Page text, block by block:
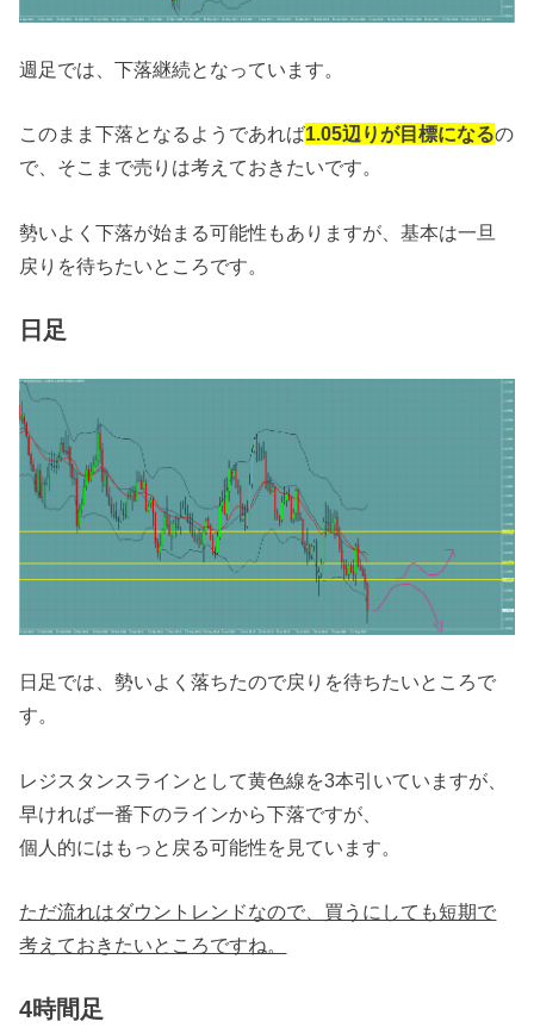
週足では、下落継続となっています。
このまま下落となるようであれば1.05辺りが目標になるの
で、そこまで売りは考えておきたいです。
勢いよく下落が始まる可能性もありますが、基本は一旦
戻りを待ちたいところです。
日足
日足では、勢いよく落ちたので戻りを待ちたいところで
す。
レジスタンスラインとして黄色線を3本引いていますが、
早ければ一番下のラインから下落ですが、
個人的にはもっと戻る可能性を見ています。
ただ流れはダウントレンドなので、買うにしても短期で
考えておきたいところですね。
4時間足